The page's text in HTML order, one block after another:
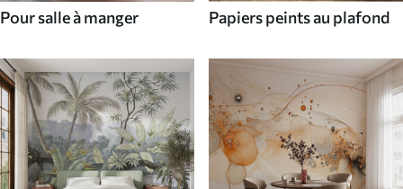
Pour salle à manger Papiers peints au plafond